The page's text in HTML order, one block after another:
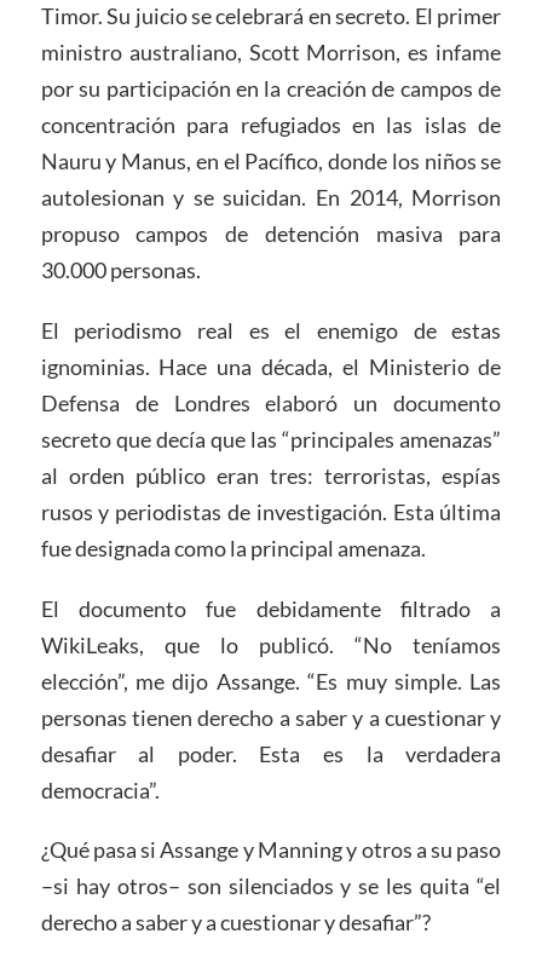
Timor. Su juicio se celebrará en secreto. El primer
ministro australiano, Scott Morrison, es infame
por su participación en la creación de campos de
concentración para refugiados en las islas de
Nauru y Manus, en el Pacífico, donde los niños se
autolesionan y se suicidan. En 2014, Morrison
propuso campos de detención masiva para
30.000 personas.
El periodismo real es el enemigo de estas
ignominias. Hace una década, el Ministerio de
Defensa de Londres elaboró un documento
secreto que decía que las “principales amenazas”
al orden público eran tres: terroristas, espías
rusos y periodistas de investigación. Esta última
fue designada como la principal amenaza.
El documento fue debidamente filtrado a
WikiLeaks, que lo publicó. “No teníamos
elección”, me dijo Assange. “Es muy simple. Las
personas tienen derecho a saber y a cuestionar y
desafiar al poder. Esta es la verdadera
democracia”.
¿Qué pasa si Assange y Manning y otros a su paso
–si hay otros– son silenciados y se les quita “el
derecho a saber y a cuestionar y desafiar”?